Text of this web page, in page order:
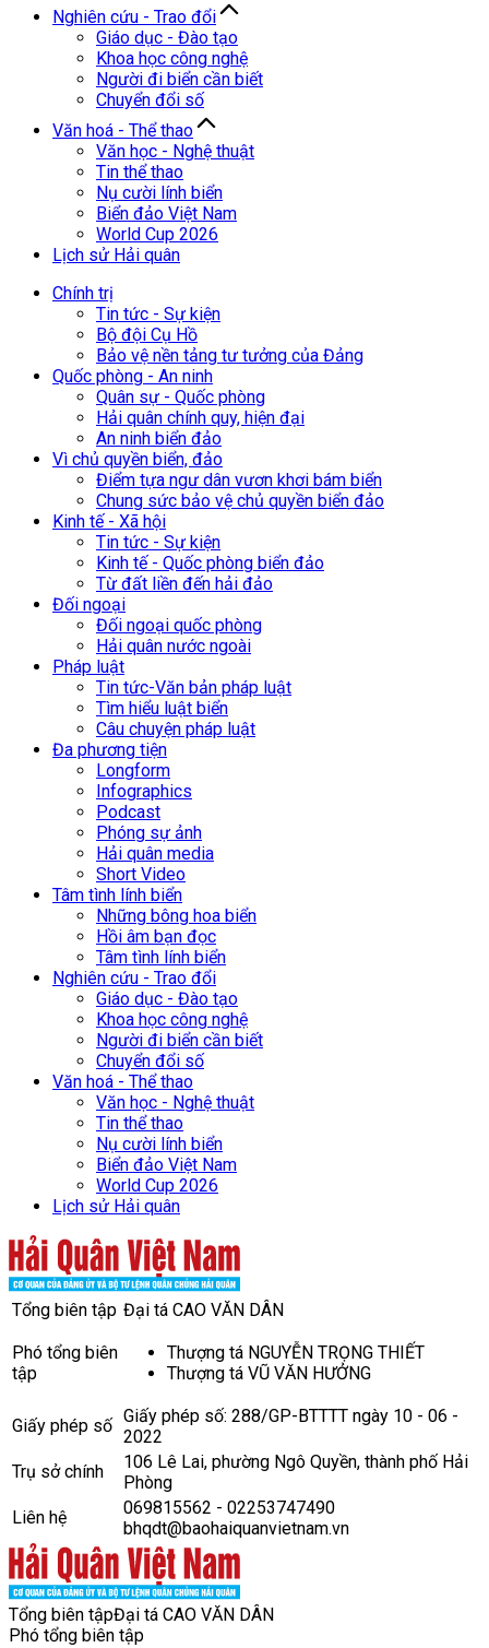
Nghiên cứu - Trao đổi
Giáo dục - Đào tạo
Khoa học công nghệ
Người đi biển cần biết
Chuyển đổi số
Văn hoá - Thể thao
Văn học - Nghệ thuật
Tin thể thao
Nụ cười lính biển
Biển đảo Việt Nam
World Cup 2026
Lịch sử Hải quân
Chính trị
Tin tức - Sự kiện
Bộ đội Cụ Hồ
Bảo vệ nền tảng tư tưởng của Đảng
Quốc phòng - An ninh
Quân sự - Quốc phòng
Hải quân chính quy, hiện đại
An ninh biển đảo
Vì chủ quyền biển, đảo
Điểm tựa ngư dân vươn khơi bám biển
Chung sức bảo vệ chủ quyền biển đảo
Kinh tế - Xã hội
Tin tức - Sự kiện
Kinh tế - Quốc phòng biển đảo
Từ đất liền đến hải đảo
Đối ngoại
Đối ngoại quốc phòng
Hải quân nước ngoài
Pháp luật
Tin tức-Văn bản pháp luật
Tìm hiểu luật biển
Câu chuyện pháp luật
Đa phương tiện
Longform
Infographics
Podcast
Phóng sự ảnh
Hải quân media
Short Video
Tâm tình lính biển
Những bông hoa biển
Hồi âm bạn đọc
Tâm tình lính biển
Nghiên cứu - Trao đổi
Giáo dục - Đào tạo
Khoa học công nghệ
Người đi biển cần biết
Chuyển đổi số
Văn hoá - Thể thao
Văn học - Nghệ thuật
Tin thể thao
Nụ cười lính biển
Biển đảo Việt Nam
World Cup 2026
Lịch sử Hải quân
Tổng biên tập Đại tá CAO VĂN DÂN
Phó tổng biên
tập
Thượng tá NGUYỄN TRỌNG THIẾT
Thượng tá VŨ VĂN HƯỞNG
Giấy phép số Giấy phép số: 288/GP-BTTTT ngày 10 - 06 -
2022
Trụ sở chính
106 Lê Lai, phường Ngô Quyền, thành phố Hải
Phòng
Liên hệ
069815562 - 02253747490
bhqdt@baohaiquanvietnam.vn
Tổng biên tậpĐại tá CAO VĂN DÂN
Phó tổng biên tập